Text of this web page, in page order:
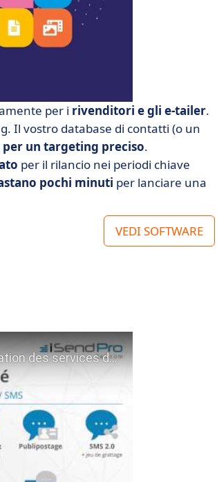
per i rivenditori e gli e-tailer.
Il vostro database di contatti (o un
per un targeting preciso.
per il rilancio nei periodi chiave
pochi minuti per lanciare una
VEDI SOFTWARE